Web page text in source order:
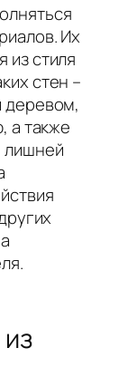
Их
из стиля
стен –
деревом,
а также
лишней